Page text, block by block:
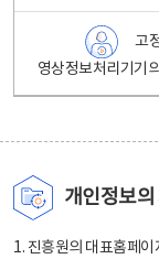
고
영상정보처리기기
개인정보의
1. 진흥원의 대표홈페